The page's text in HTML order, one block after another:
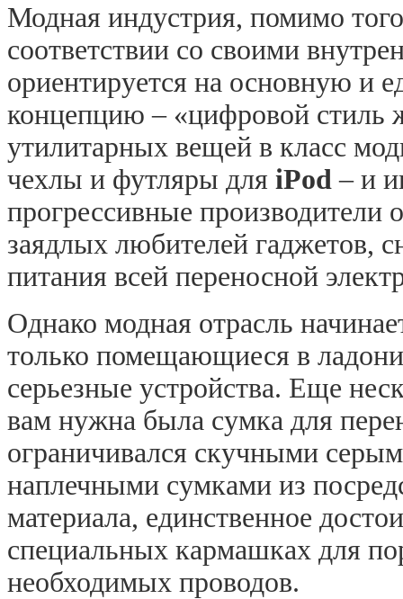
Модная индустрия, помимо
соответствии со своими
ориентируется на основную и
концепцию – «цифровой стиль
утилитарных вещей в класс
чехлы и футляры для iPod – и
прогрессивные
заядлых любителей гаджетов,
питания всей переносной
Однако модная отрасль
только помещающиеся в
серьезные устройства. Еще
вам нужна была сумка для
ограничивался скучными
наплечными сумками из
материала, единственное
специальных кармашках для
необходимых проводов.